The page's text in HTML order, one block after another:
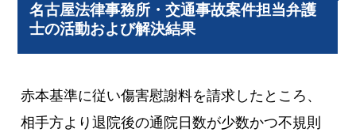
名古屋法律事務所・交通事故案件担当弁護
士の活動および解決結果
赤本基準に従い傷害慰謝料を請求したところ、
相手方より退院後の通院日数が少数かつ不規則